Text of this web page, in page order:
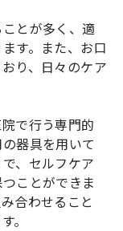
とが多く、適
す。また、お口
り、日々のケア
で行う専門的
器具を用いて
、セルフケア
ことができま
合わせること
。